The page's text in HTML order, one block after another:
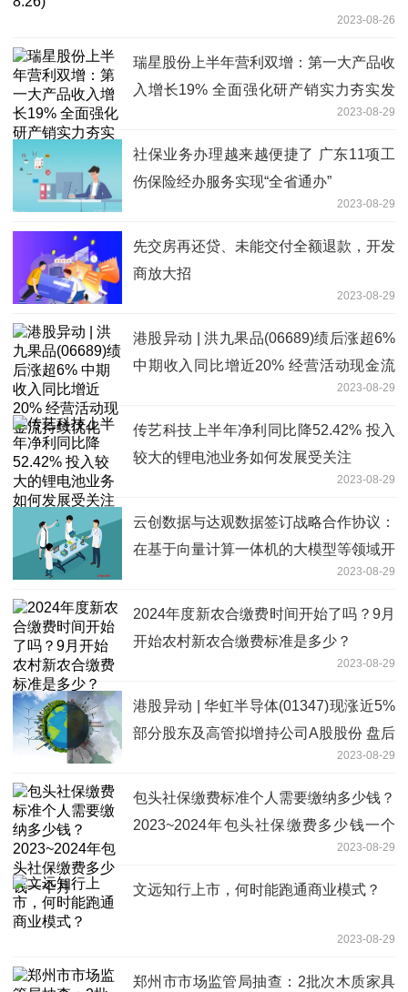
2023-08-26
瑞星股份上半年营利双增：第一大产品收
入增长19% 全面强化研产销实力夯实发
2023-08-29
社保业务办理越来越便捷了 广东11项工
伤保险经办服务实现“全省通办”
2023-08-29
先交房再还贷、未能交付全额退款，开发
商放大招
2023-08-29
港股异动 | 洪九果品(06689)绩后涨超6%
中期收入同比增近20% 经营活动现金流
2023-08-29
传艺科技上半年净利同比降52.42% 投入
较大的锂电池业务如何发展受关注
2023-08-29
云创数据与达观数据签订战略合作协议：
在基于向量计算一体机的大模型等领域开
2023-08-29
2024年度新农合缴费时间开始了吗？9月
开始农村新农合缴费标准是多少？
2023-08-29
港股异动 | 华虹半导体(01347)现涨近5%
部分股东及高管拟增持公司A股股份 盘后
2023-08-29
包头社保缴费标准个人需要缴纳多少钱？
2023~2024年包头社保缴费多少钱一个
2023-08-29
文远知行上市，何时能跑通商业模式？
2023-08-29
郑州市市场监管局抽查：2批次木质家具